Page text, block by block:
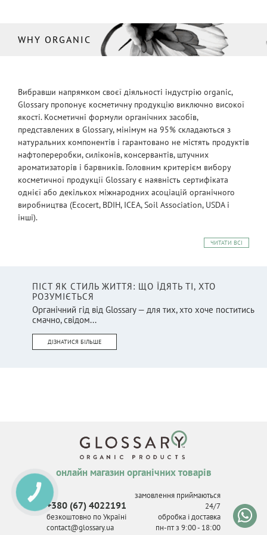
WHY ORGANIC
Вибравши напрямком своєї діяльності індустрію organic,
Glossary пропонує косметичну продукцію виключно високої
якості. Косметичні формули органічних засобів,
представлених в Glossary, мінімум на 95% складаються з
натуральних компонентів і гарантовано не містять продуктів
нафтопереробки, силіконів, консервантів, штучних
ароматизаторів і барвників. Головним критерієм вибору
косметичної продукції Glossary є наявність сертифіката
однієї або декількох міжнародних асоціацій органічного
виробництва (Ecocert, BDIH, ICEA, Soil Association, USDA і
інші).
ЧИТАТИ ВСІ
ПІСТ ЯК СТИЛЬ ЖИТТЯ: ЩО ЇДЯТЬ ТІ, ХТО
РОЗУМІЄТЬСЯ
Органічний гід від Glossary — для тих, хто хоче поститись
смачно, свідом...
ДІЗНАТИСЯ БІЛЬШЕ
онлайн магазин органічних товарів
+380 (67) 4022191
безкоштовно по Україні
contact@glossary.ua
замовлення приймаються
24/7
обробка і доставка
пн-пт з 9:00 - 18:00
КНОПКА
СВЯЗИ